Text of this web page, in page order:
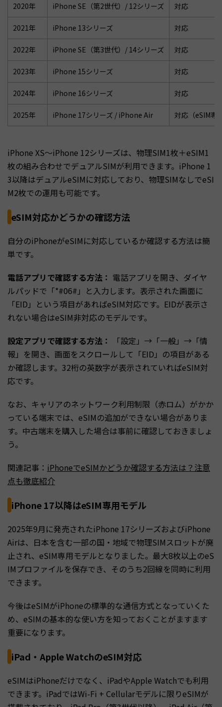
2020年 iPhone SE（第2世代）/ 12シリーズ 対応
2021年 iPhone 13シリーズ 対応
2022年 iPhone SE（第3世代）/ 14シリーズ 対応
2023年 iPhone 15シリーズ 対応
2024年 iPhone 16シリーズ 対応
2025年 iPhone 17シリーズ / iPhone Air 対応（eSIM専
iPhone XS〜iPhone 12シリーズは、物理SIM1枚＋eSIM1
枚の組み合わせでデュアルSIMが利用できます。iPhone 1
3以降はデュアルeSIMに対応しており、物理SIMなしでeSI
M2枚での運用も可能です。
eSIM対応かどうかの確認方法
自分のiPhoneがeSIMに対応しているか確認する方法は簡
単です。
電話アプリで確認する方法： 電話アプリを開き、ダイヤ
ルパッドで「*#06#」と入力します。表示された画面に
「EID」という項目があればeSIM対応です。EIDが表示さ
れない場合はeSIM非対応のモデルです。
設定アプリで確認する方法：
「設定」→「一般」→「情
報」を開き、画面をスクロールして「EID」の項目がある
か確認します。32桁の英数字が表示されていればeSIM対
応です。
なお、キャリアのネットワーク利用制限（赤ロム）がかか
っている端末では、eSIMの追加ができない場合がありま
す。中古端末を購入した場合は事前に確認しておきましょ
う。
関連記事： iPhoneでeSIMかどうか確認する方法は？注意
点も徹底紹介
iPhone 17以降はeSIM専用モデル
2025年9月に発売されたiPhone 17シリーズおよびiPhone
Airは、日本を含む一部の国・地域で物理SIMスロットが廃
止され、eSIM専用モデルとなりました。最大8枚以上のeS
IMプロファイルを保存でき、そのうち2回線を同時に利用
できます。
今後はeSIMがiPhoneの標準的な通信方式となっていくた
め、eSIMの基本的な使い方を知っておくことがますます
重要になります。
iPad・Apple WatchのeSIM対応
eSIMはiPhoneだけでなく、iPadやApple Watchでも利用
できます。iPadではWi-Fi + Cellularモデルに限りeSIMが